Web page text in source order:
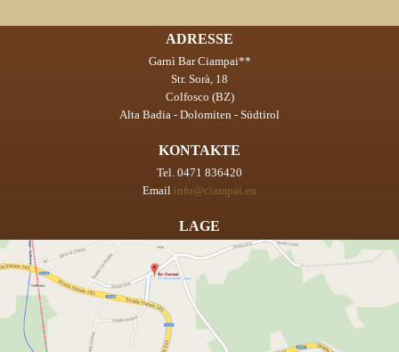
ADRESSE
Garnì Bar Ciampai**
Str. Sorà, 18
Colfosco (BZ)
Alta Badia - Dolomiten - Südtirol
KONTAKTE
Tel. 0471 836420
Email info@ciampai.eu
LAGE